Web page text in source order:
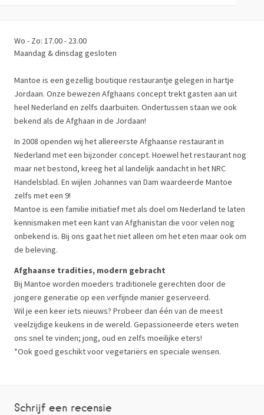
Wo - Zo: 17.00 - 23.00
Maandag & dinsdag gesloten
Mantoe is een gezellig boutique restaurantje gelegen in hartje
Jordaan. Onze bewezen Afghaans concept trekt gasten aan uit
heel Nederland en zelfs daarbuiten. Ondertussen staan we ook
bekend als de Afghaan in de Jordaan!
In 2008 openden wij het allereerste Afghaanse restaurant in
Nederland met een bijzonder concept. Hoewel het restaurant nog
maar net bestond, kreeg het al landelijk aandacht in het NRC
Handelsblad. En wijlen Johannes van Dam waardeerde Mantoe
zelfs met een 9!
Mantoe is een familie initiatief met als doel om Nederland te laten
kennismaken met een kant van Afghanistan die voor velen nog
onbekend is. Bij ons gaat het niet alleen om het eten maar ook om
de beleving.
Afghaanse tradities, modern gebracht
Bij Mantoe worden moeders traditionele gerechten door de
jongere generatie op een verfijnde manier geserveerd.
Wil je een keer iets nieuws? Probeer dan één van de meest
veelzijdige keukens in de wereld. Gepassioneerde eters weten
ons snel te vinden; jong, oud en zelfs moeilijke eters!
*Ook goed geschikt voor vegetariërs en speciale wensen.
Schrijf een recensie